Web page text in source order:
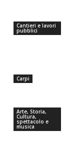
Cantieri e lavori
pubblici
Carpi
Arte, Storia,
Cultura,
spettacolo e
musica